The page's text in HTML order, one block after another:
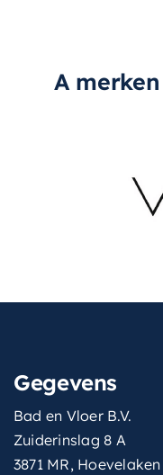
A
Gegevens
Bad en Vloer B.V.
Zuiderinslag 8 A
3871 MR, Hoevelaken